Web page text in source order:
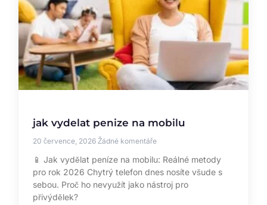
jak vydelat penize na mobilu
20 července, 2026 Žádné komentáře
📱 Jak vydělat peníze na mobilu: Reálné metody
pro rok 2026 Chytrý telefon dnes nosíte všude s
sebou. Proč ho nevyužít jako nástroj pro
přivýdělek?